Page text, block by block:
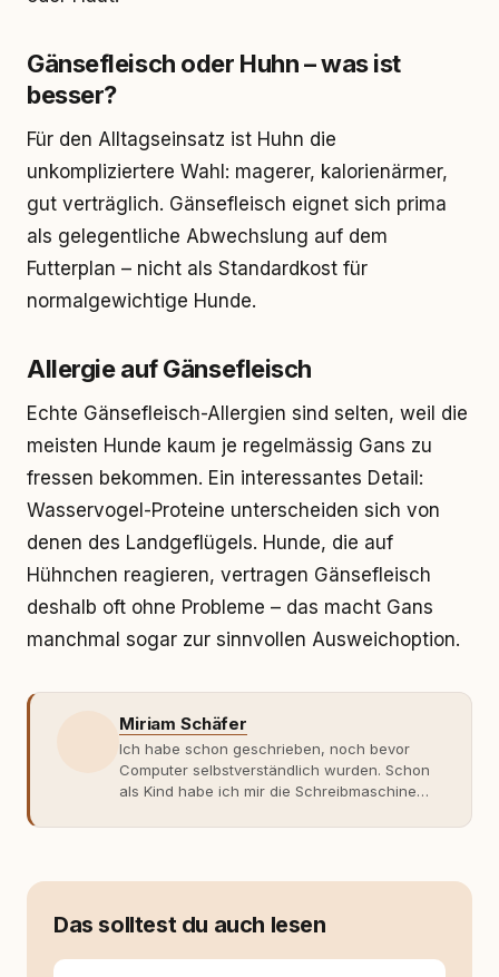
Gänsefleisch oder Huhn – was ist
besser?
Für den Alltagseinsatz ist Huhn die
unkompliziertere Wahl: magerer, kalorienärmer,
gut verträglich. Gänsefleisch eignet sich prima
als gelegentliche Abwechslung auf dem
Futterplan – nicht als Standardkost für
normalgewichtige Hunde.
Allergie auf Gänsefleisch
Echte Gänsefleisch-Allergien sind selten, weil die
meisten Hunde kaum je regelmässig Gans zu
fressen bekommen. Ein interessantes Detail:
Wasservogel-Proteine unterscheiden sich von
denen des Landgeflügels. Hunde, die auf
Hühnchen reagieren, vertragen Gänsefleisch
deshalb oft ohne Probleme – das macht Gans
manchmal sogar zur sinnvollen Ausweichoption.
Miriam Schäfer
Ich habe schon geschrieben, noch bevor
Computer selbstverständlich wurden. Schon
als Kind habe ich mir die Schreibmaschine
getippt: Geschichten, Beobachtungen,
weniger guten Erfahrungen. Umso mehr hat
erlebt habe, wie verantwortungsvoll und
Das solltest du auch lesen